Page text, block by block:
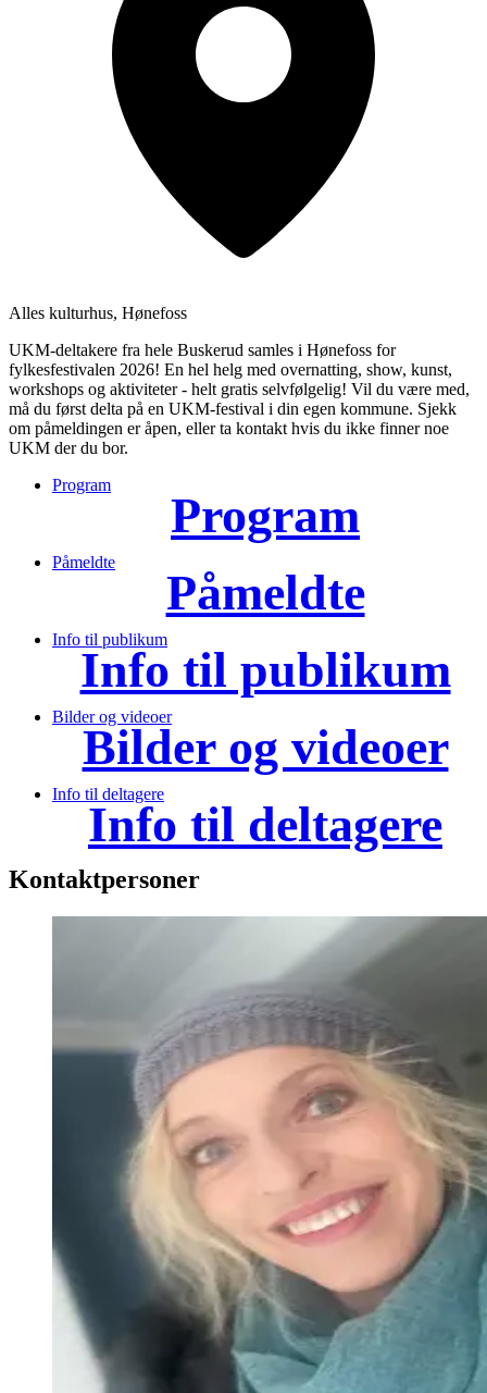
Alles kulturhus, Hønefoss
UKM-deltakere fra hele Buskerud samles i Hønefoss for
fylkesfestivalen 2026! En hel helg med overnatting, show, kunst,
workshops og aktiviteter - helt gratis selvfølgelig! Vil du være med,
må du først delta på en UKM-festival i din egen kommune. Sjekk
om påmeldingen er åpen, eller ta kontakt hvis du ikke finner noe
UKM der du bor.
Program
Program
Påmeldte
Påmeldte
Info til publikum
Info til publikum
Bilder og videoer
Bilder og videoer
Info til deltagere
Info til deltagere
Kontaktpersoner